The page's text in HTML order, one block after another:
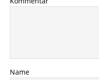
Name